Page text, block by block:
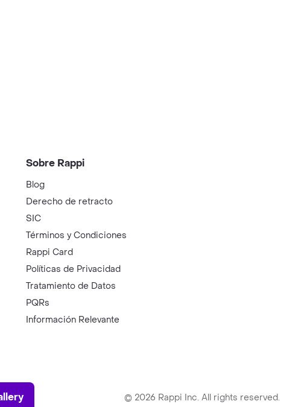
Sobre Rappi
Blog
Derecho de retracto
SIC
Términos y Condiciones
Rappi Card
Políticas de Privacidad
Tratamiento de Datos
PQRs
Información Relevante
© 2026 Rappi Inc. All rights reserved.